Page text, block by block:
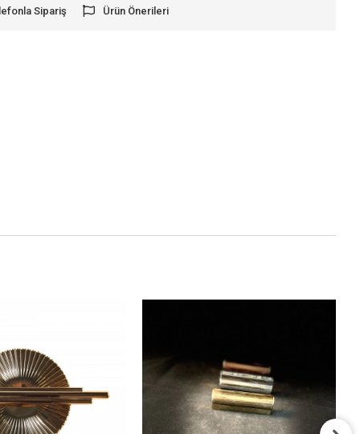
Sipariş Ürün Önerileri